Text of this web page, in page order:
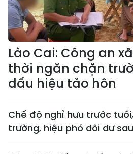
Lào Cai: Công an
thời ngăn chặn
dấu hiệu tảo hôn
Chế độ nghỉ hưu trước
trưởng, hiệu phó dôi dư